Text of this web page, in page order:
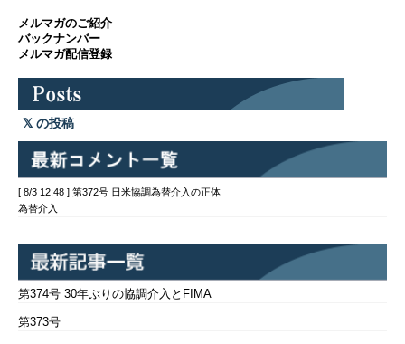
メルマガのご紹介
バックナンバー
メルマガ配信登録
の投稿
[ 8/3 12:48 ] 第372号 日米協調為替介入の正体
為替介入
第374号 30年ぶりの協調介入とFIMA
第373号